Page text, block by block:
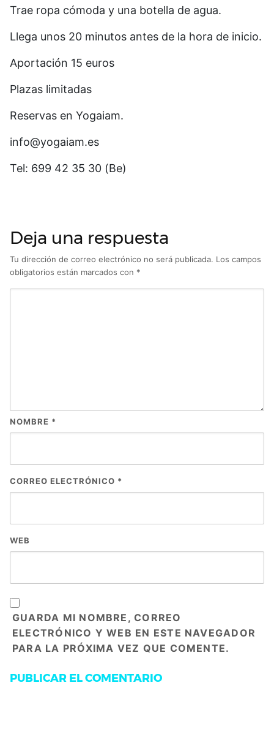
Trae ropa cómoda y una botella de agua.
Llega unos 20 minutos antes de la hora de inicio.
Aportación 15 euros
Plazas limitadas
Reservas en Yogaiam.
info@yogaiam.es
Tel: 699 42 35 30 (Be)
Deja una respuesta
Tu dirección de correo electrónico no será publicada. Los campos
obligatorios están marcados con *
NOMBRE *
CORREO ELECTRÓNICO *
WEB
GUARDA MI NOMBRE, CORREO
ELECTRÓNICO Y WEB EN ESTE NAVEGADOR
PARA LA PRÓXIMA VEZ QUE COMENTE.